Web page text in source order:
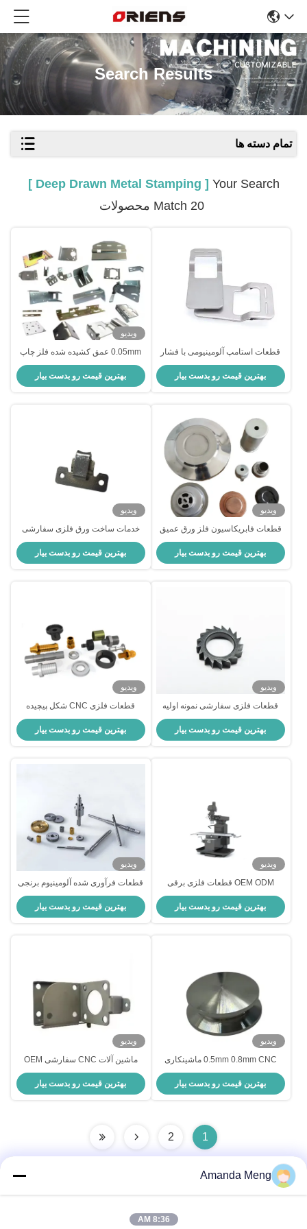
Search Results
تمام دسته ها
Your Search
[ Deep Drawn Metal Stamping ]
قطعات استامپ آلومینیومی با فشار
عمیق استامپ فلزی با فشار عمیق از
فولاد ضد زنگ
بهترین قیمت رو بدست بیار
ویدیو
0.05mm عمق کشیده شده فلز چاپ
فلز ضد زنگ خدمات نمونه سازی فلز
بهترین قیمت رو بدست بیار
ویدیو
قطعات فابریکاسیون فلز ورق عمیق
کشیده شده قطعات سفارشی عمیق
کشیده شده
بهترین قیمت رو بدست بیار
ویدیو
خدمات ساخت ورق فلزی سفارشی
فولاد ضد زنگ فولادی به همراه برش
لیزری نمونه اولیه چاپ خم ORIENS
بهترین قیمت رو بدست بیار
ویدیو
قطعات فلزی سفارشی نمونه اولیه
خدمات حرفه ای ماشینکاری CNC
بهترین قیمت رو بدست بیار
ویدیو
قطعات فلزی CNC شکل پیچیده
آلومینیوم مس نقره نمونه اولیه قطعات
فلزی ورق
بهترین قیمت رو بدست بیار
ویدیو
OEM ODM قطعات فلزی برقی
گالوانیزه آلومینیوم Cnc نمونه اولیه
بهترین قیمت رو بدست بیار
ویدیو
قطعات فرآوری شده آلومینیوم برنجی
و چرخاندن قطعات فرآوری شده فلزی
بهترین قیمت رو بدست بیار
ویدیو
0.5mm 0.8mm CNC ماشینکاری
دقیق هوافضا ماشینکاری آلومینیوم
سفارشی
بهترین قیمت رو بدست بیار
ویدیو
ماشین آلات CNC سفارشی OEM
ODM قطعات ماشین آلات CNC دقیق
بهترین قیمت رو بدست بیار
1
2
Amanda Meng
8:36 AM